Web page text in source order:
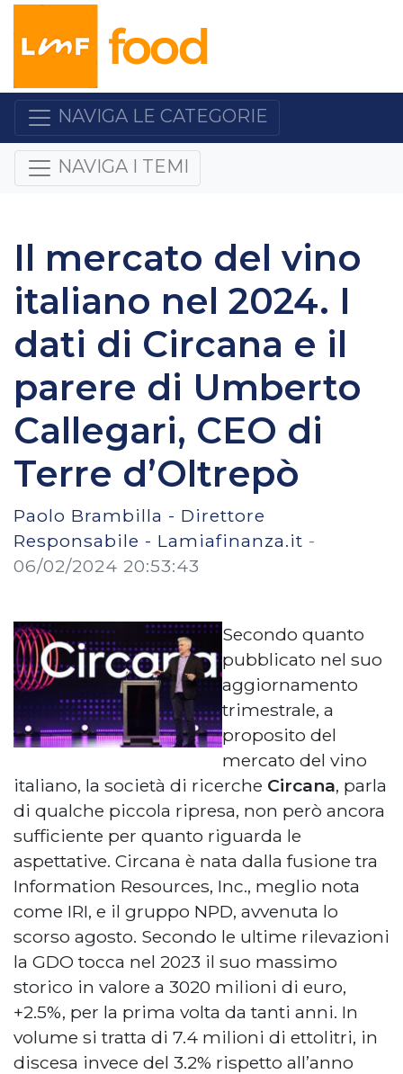
NAVIGA LE CATEGORIE
NAVIGA I TEMI
Il mercato del vino
italiano nel 2024. I
dati di Circana e il
parere di Umberto
Callegari, CEO di
Terre d’Oltrepò
Paolo Brambilla - Direttore
Responsabile - Lamiafinanza.it -
06/02/2024 20:53:43
Secondo quanto
pubblicato nel suo
aggiornamento
trimestrale, a
proposito del
mercato del vino
italiano, la società di ricerche Circana, parla
di qualche piccola ripresa, non però ancora
sufficiente per quanto riguarda le
aspettative. Circana è nata dalla fusione tra
Information Resources, Inc., meglio nota
come IRI, e il gruppo NPD, avvenuta lo
scorso agosto. Secondo le ultime rilevazioni
la GDO tocca nel 2023 il suo massimo
storico in valore a 3020 milioni di euro,
+2.5%, per la prima volta da tanti anni. In
volume si tratta di 7.4 milioni di ettolitri, in
discesa invece del 3.2% rispetto all’anno